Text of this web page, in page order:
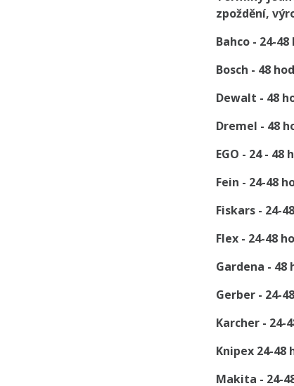
zpoždění,
Bahco - 24-
Bosch - 48
Dewalt - 48
Dremel - 48
EGO - 24 -
Fein - 24-48
Fiskars - 24-
Flex - 24-48
Gardena - 48
Gerber - 24-
Karcher - 24-
Knipex 24-48
Makita - 24-